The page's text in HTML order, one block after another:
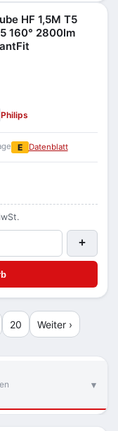
HF 1,5M T5
160° 2800lm
Philips
E Datenblatt
+
20 Weiter ›